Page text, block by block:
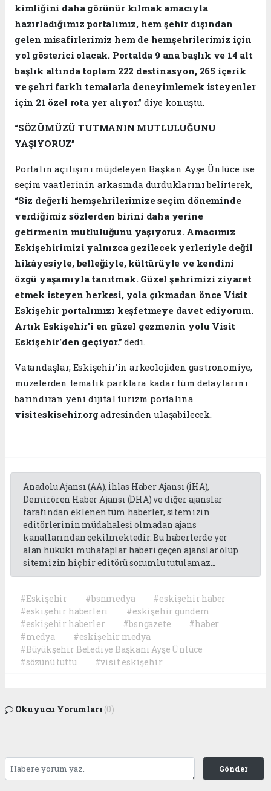
kimliğini daha görünür kılmak amacıyla
hazırladığımız portalımız, hem şehir dışından
gelen misafirlerimiz hem de hemşehrilerimiz için
yol gösterici olacak. Portalda 9 ana başlık ve 14 alt
başlık altında toplam 222 destinasyon, 265 içerik
ve şehri farklı temalarla deneyimlemek isteyenler
için 21 özel rota yer alıyor.”diye konuştu.
“SÖZÜMÜZÜ TUTMANIN MUTLULUĞUNU
YAŞIYORUZ”
Portalın açılışını müjdeleyen Başkan Ayşe Ünlüce ise
seçim vaatlerinin arkasında durduklarını belirterek,
“Siz değerli hemşehrilerimize seçim döneminde
verdiğimiz sözlerden birini daha yerine
getirmenin mutluluğunu yaşıyoruz. Amacımız
Eskişehirimizi yalnızca gezilecek yerleriyle değil
hikâyesiyle, belleğiyle, kültürüyle ve kendini
özgü yaşamıyla tanıtmak. Güzel şehrimizi ziyaret
etmek isteyen herkesi, yola çıkmadan önce Visit
Eskişehir portalımızı keşfetmeye davet ediyorum.
Artık Eskişehir'i en güzel gezmenin yolu Visit
Eskişehir'den geçiyor.”dedi.
Vatandaşlar, Eskişehir’in arkeolojiden gastronomiye,
müzelerden tematik parklara kadar tüm detaylarını
barındıran yeni dijital turizm portalına
visiteskisehir.org adresinden ulaşabilecek.
Anadolu Ajansı (AA), İhlas Haber Ajansı (İHA),
Demirören Haber Ajansı (DHA) ve diğer ajanslar
tarafından eklenen tüm haberler, sitemizin
editörlerinin müdahalesi olmadan ajans
kanallarından çekilmektedir. Bu haberlerde yer
alan hukuki muhataplar haberi geçen ajanslar olup
sitemizin hiç bir editörü sorumlu tutulamaz...
#Eskişehir #bsnmedya
#eskişehir haber
#eskişehir haberleri
#eskişehir gündem
#eskişehir haberler
#bsngazete
#haber
#medya
#eskişehir medya
#Büyükşehir Belediye Başkanı Ayşe Ünlüce
#sözünü tuttu
#visit eskişehir
Okuyucu Yorumları (0)
Gönder